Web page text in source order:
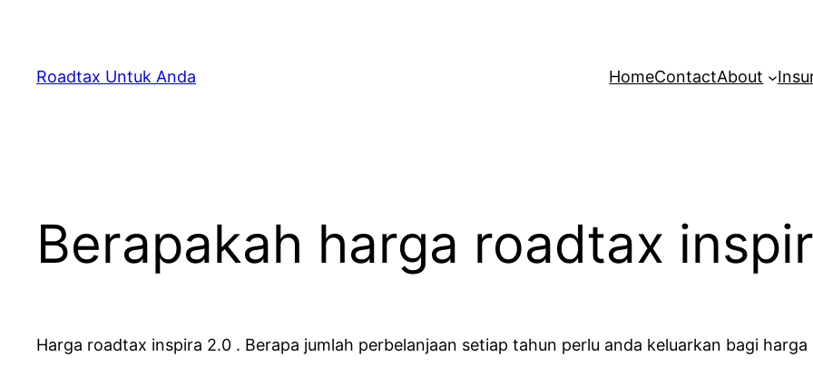
content
Roadtax Untuk Anda HomeContactAbout
Berapakah harga roadtax
Harga roadtax inspira 2.0 . Berapa jumlah perbelanjaan setiap tahun perlu anda keluarkan bagi